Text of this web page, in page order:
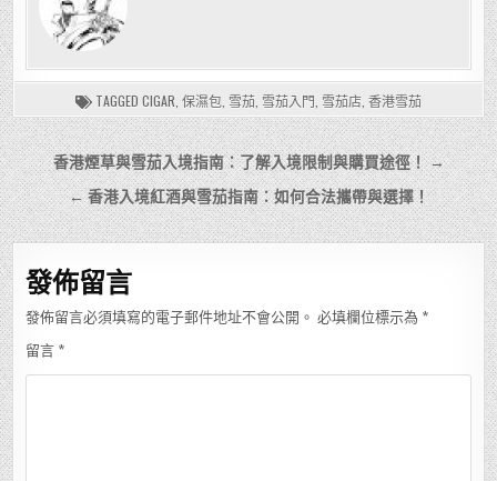
TAGGED CIGAR 保濕包 雪茄 雪茄入門 雪茄店 香港雪茄
文
章
導
覽
香港煙草與雪茄入境指南：了解入境限制與購買途徑！ →
← 香港入境紅酒與雪茄指南：如何合法攜帶與選擇！
發佈留言
發佈留言必須填寫的電子郵件地址不會公開。 必填欄位標示為 *
留言 *